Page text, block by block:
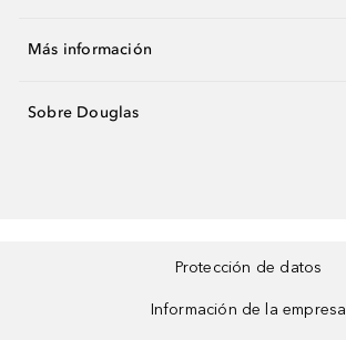
Más información
Sobre Douglas
Protección de datos
Información de la empresa